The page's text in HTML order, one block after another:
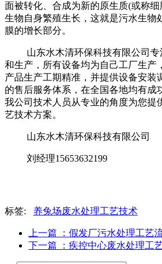
面被转化、合成为新的原生质(或称
生物自身繁殖生长，这就是污水生物
膜的增长部分。
山东水木清环保科技有限公司
和生产，所有设备均为自己工厂生产
产品生产工期精准，并提供设备安装
的售后服务体系，在全国各地均有成
我公司技术人员从专业的角度为您提
艺技术方案。
山东水木清环保科技有限公司
刘经理15653632199
标签: 养兔场废水处理工艺技术
上一篇
：假发厂污水处理工艺
下一篇
：疾控中心废水处理工